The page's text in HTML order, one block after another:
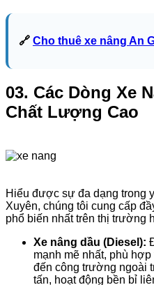
🔗 Cho thuê xe nâng An
03. Các Dòng Xe
Chất Lượng Cao
Hiểu được sự đa dạng trong
Xuyên, chúng tôi cung cấp
phổ biến nhất trên thị trường
Xe nâng dầu (Diesel):
mạnh mẽ nhất, phù
đến công trường ngoài
tấn, hoạt động bền bỉ